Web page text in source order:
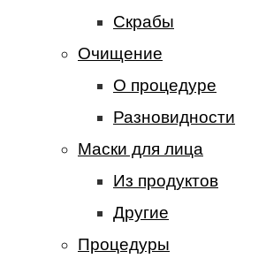
Скрабы
Очищение
О процедуре
Разновидности
Маски для лица
Из продуктов
Другие
Процедуры